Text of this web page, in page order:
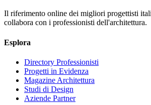
Il riferimento online dei migliori progettisti
collabora con i professionisti dell'architettura.
Esplora
Directory Professionisti
Progetti in Evidenza
Magazine Architettura
Studi di Design
Aziende Partner